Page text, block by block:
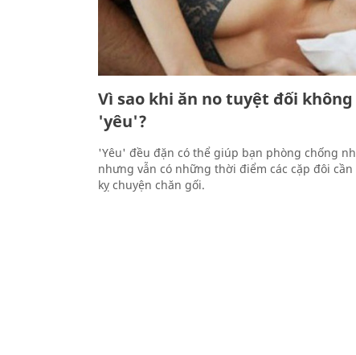
Vì sao khi ăn no tuyệt đối
'yêu'?
'Yêu' đều đặn có thể giúp bạn phòng chống
nhưng vẫn có những thời điểm các cặp đôi
kỵ chuyện chăn gối.